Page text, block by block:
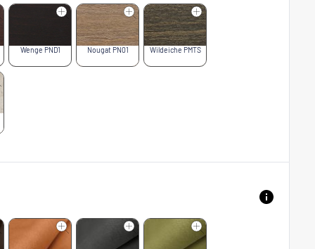
Wenge PND1 Nougat PN01 Wildeiche PMTS